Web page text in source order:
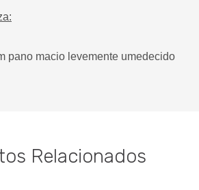
pano macio levemente umedecido
Relacionados